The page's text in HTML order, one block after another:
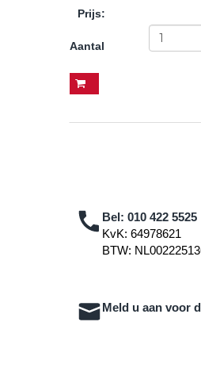
Prijs:
Aantal
Bel: 010 422 5525
KvK: 64978621
BTW:
Meld u aan voor